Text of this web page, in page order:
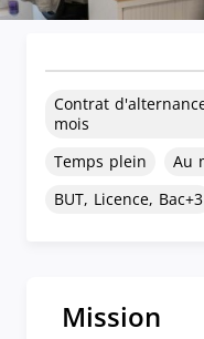
Contrat
mois
Temps plein
Au
BUT, Licence, Bac+3
Mission